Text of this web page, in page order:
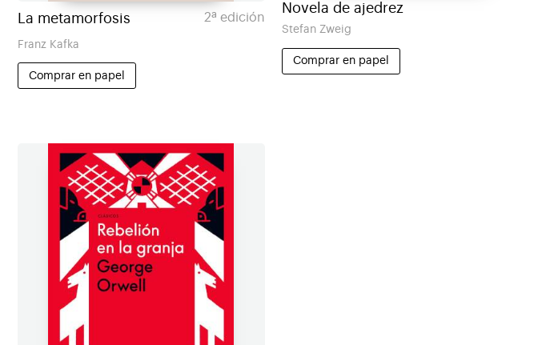
La metamorfosis 2ª edición
Franz Kafka
Comprar en papel
Novela de ajedrez
Stefan Zweig
Comprar en papel